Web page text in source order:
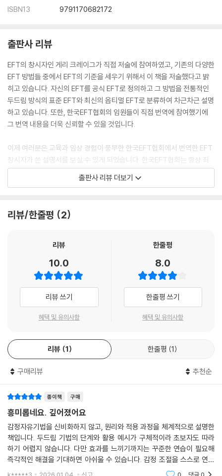
ISBN13
9791170682172
출판사 리뷰
EFT의 창시자인 게리 크레이그가 직접 저술에 참여하였고, 기존의 다양한
EFT 방법들 중에서 EFT의 기준을 세우기 위해서 이 책을 저술했다고 밝
히고 있습니다. 자신의 EFT를 공식 EFT로 정의하고 그 방법을 전통적인
두드림 방식의 표준 EFT와 최신의 옵티멀 EFT로 분류하여 차근차근 설명
하고 있습니다. 또한, 한국EFT협회의 임원들이 직접 번역에 참여했기에
그 번역 내용을 더욱 신뢰할 수 있을 것입니다.
이제 여러분은 교육과 임상 경험이 풍부한 한국EFT협회에서 번역한 EFT
창시자가 쓴 설명서를 보실 수 있게 되었습니다. 한국EFT협회는 항상 최
선을 다해 여러분의 내적 치유와 성장을 돕고 있습니다. 상담자와 내담자
는 서로 성장을 돕는 관계라고 생각합니다. 이 책을 통해서 여러분들이 더
마음침법협회 회장, 혜민서한의원 원장
출판사 리뷰 더보기
리뷰/한줄평 2
리뷰
10.0
리뷰 쓰기
혜택 및 유의사항
한줄평
8.0
한줄평 쓰기
혜택 및 유의사항
리뷰 1 한줄평 1
구매리뷰 추천순
종이책 구매
흥미롭네요. 깊어졌어요
감정자유기법을 신비화하지 않고, 원리와 적용 과정을 체계적으로 설명한
책입니다. 두드림 기법의 단계와 활용 예시가 구체적이라 초보자도 따라
하기 어렵지 않습니다. 다만 효과를 느끼기까지는 꾸준한 연습이 필요해
즉각적인 해결을 기대하면 아쉬울 수 있습니다. 감정 조절을 스스로 연습
해보고 싶은 사람에게 실용적인 입문서입니다.